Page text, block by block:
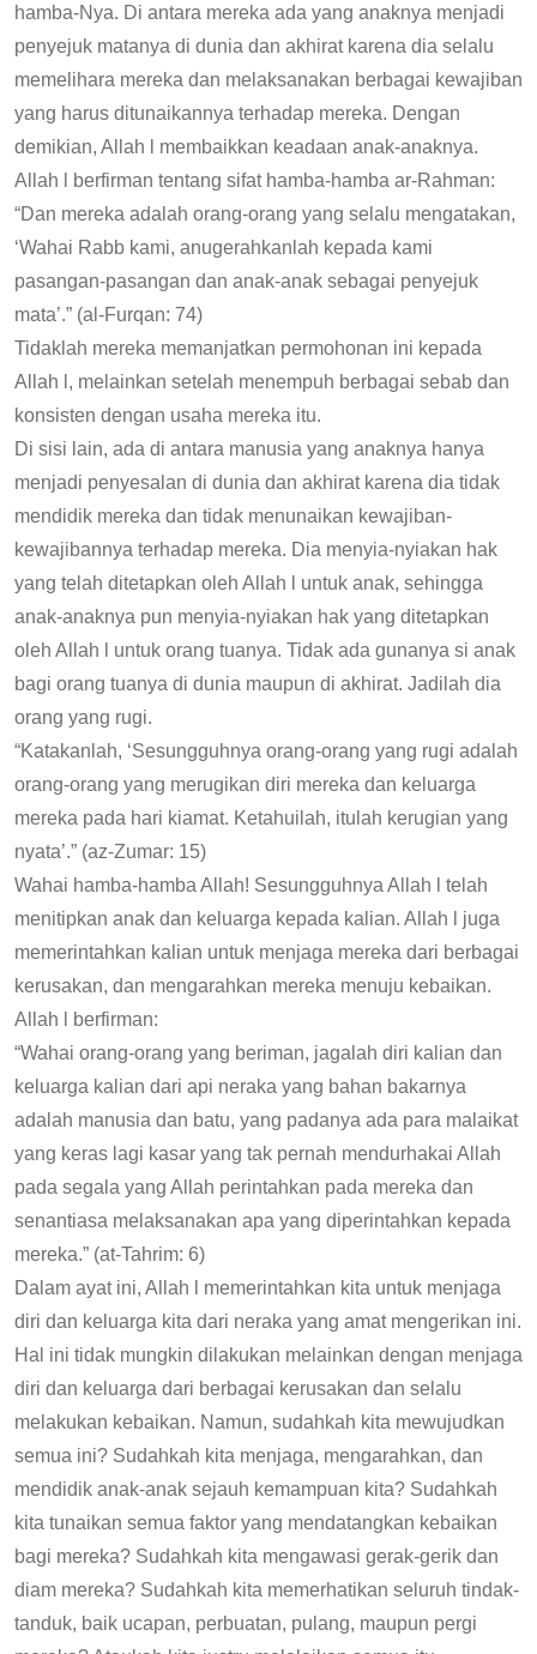
hamba-Nya. Di antara mereka ada yang anaknya menjadi
penyejuk matanya di dunia dan akhirat karena dia selalu
memelihara mereka dan melaksanakan berbagai kewajiban
yang harus ditunaikannya terhadap mereka. Dengan
demikian, Allah l membaikkan keadaan anak-anaknya.
Allah l berfirman tentang sifat hamba-hamba ar-Rahman:
“Dan mereka adalah orang-orang yang selalu mengatakan,
‘Wahai Rabb kami, anugerahkanlah kepada kami
pasangan-pasangan dan anak-anak sebagai penyejuk
mata’.” (al-Furqan: 74)
Tidaklah mereka memanjatkan permohonan ini kepada
Allah l, melainkan setelah menempuh berbagai sebab dan
konsisten dengan usaha mereka itu.
Di sisi lain, ada di antara manusia yang anaknya hanya
menjadi penyesalan di dunia dan akhirat karena dia tidak
mendidik mereka dan tidak menunaikan kewajiban-
kewajibannya terhadap mereka. Dia menyia-nyiakan hak
yang telah ditetapkan oleh Allah l untuk anak, sehingga
anak-anaknya pun menyia-nyiakan hak yang ditetapkan
oleh Allah l untuk orang tuanya. Tidak ada gunanya si anak
bagi orang tuanya di dunia maupun di akhirat. Jadilah dia
orang yang rugi.
“Katakanlah, ‘Sesungguhnya orang-orang yang rugi adalah
orang-orang yang merugikan diri mereka dan keluarga
mereka pada hari kiamat. Ketahuilah, itulah kerugian yang
nyata’.” (az-Zumar: 15)
Wahai hamba-hamba Allah! Sesungguhnya Allah l telah
menitipkan anak dan keluarga kepada kalian. Allah l juga
memerintahkan kalian untuk menjaga mereka dari berbagai
kerusakan, dan mengarahkan mereka menuju kebaikan.
Allah l berfirman:
“Wahai orang-orang yang beriman, jagalah diri kalian dan
keluarga kalian dari api neraka yang bahan bakarnya
adalah manusia dan batu, yang padanya ada para malaikat
yang keras lagi kasar yang tak pernah mendurhakai Allah
pada segala yang Allah perintahkan pada mereka dan
senantiasa melaksanakan apa yang diperintahkan kepada
mereka.” (at-Tahrim: 6)
Dalam ayat ini, Allah l memerintahkan kita untuk menjaga
diri dan keluarga kita dari neraka yang amat mengerikan ini.
Hal ini tidak mungkin dilakukan melainkan dengan menjaga
diri dan keluarga dari berbagai kerusakan dan selalu
melakukan kebaikan. Namun, sudahkah kita mewujudkan
semua ini? Sudahkah kita menjaga, mengarahkan, dan
mendidik anak-anak sejauh kemampuan kita? Sudahkah
kita tunaikan semua faktor yang mendatangkan kebaikan
bagi mereka? Sudahkah kita mengawasi gerak-gerik dan
diam mereka? Sudahkah kita memerhatikan seluruh tindak-
tanduk, baik ucapan, perbuatan, pulang, maupun pergi